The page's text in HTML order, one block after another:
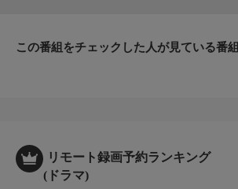
この番組をチェックした人が見ている番組
リモート録画予約ランキング
(ドラマ)